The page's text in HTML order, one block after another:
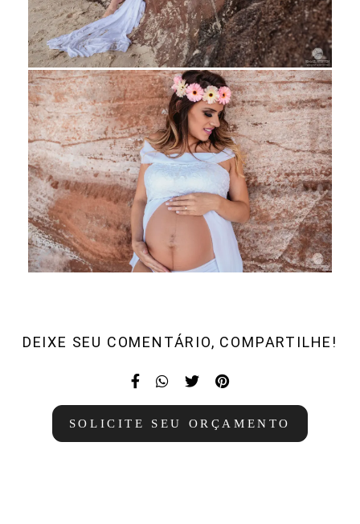
DEIXE SEU COMENTÁRIO, COMPARTILHE!
SOLICITE SEU ORÇAMENTO